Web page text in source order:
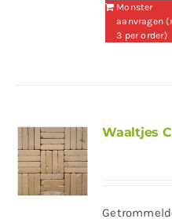
Monster
aanvragen
3 per order)
Waaltjes